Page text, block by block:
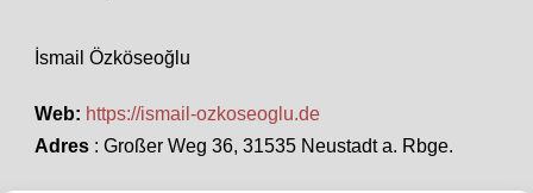
İsmail Özköseoğlu
Web: https://ismail-ozkoseoglu.de
Adres : Großer Weg 36, 31535 Neustadt a. Rbge.